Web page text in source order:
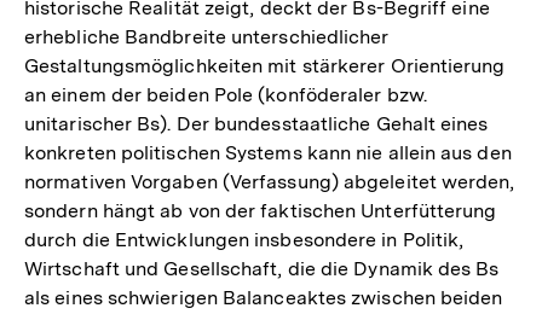
historische Realität zeigt, deckt der Bs-Begriff eine
erhebliche Bandbreite unterschiedlicher
Gestaltungsmöglichkeiten mit stärkerer Orientierung
an einem der beiden Pole (konföderaler bzw.
unitarischer Bs). Der bundesstaatliche Gehalt eines
konkreten politischen Systems kann nie allein aus den
normativen Vorgaben (Verfassung) abgeleitet werden,
sondern hängt ab von der faktischen Unterfütterung
durch die Entwicklungen insbesondere in Politik,
Wirtschaft und Gesellschaft, die die Dynamik des Bs
als eines schwierigen Balanceaktes zwischen beiden